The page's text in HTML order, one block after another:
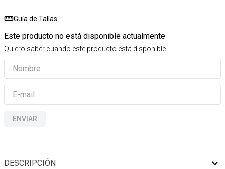
Guía de Tallas
Este producto no está disponible actualmente
Quiero saber cuando este producto está disponible
ENVIAR
DESCRIPCIÓN